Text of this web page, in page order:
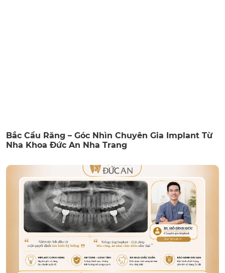
Bắc Cầu Răng – Góc Nhìn Chuyên Gia Implant Từ
Nha Khoa Đức An Nha Trang